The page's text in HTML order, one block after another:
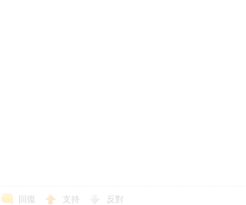
回復 支持 反對